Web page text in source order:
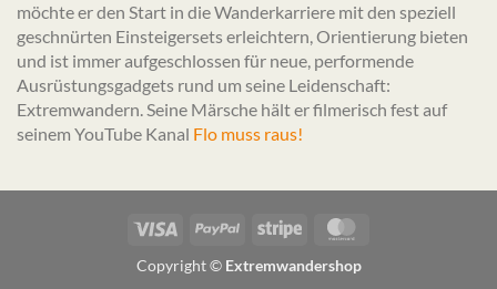
möchte er den Start in die Wanderkarriere mit den speziell
geschnürten Einsteigersets erleichtern, Orientierung bieten
und ist immer aufgeschlossen für neue, performende
Ausrüstungsgadgets rund um seine Leidenschaft:
Extremwandern. Seine Märsche hält er filmerisch fest auf
seinem YouTube Kanal Flo muss raus!
Visa PayPal Stripe
Copyright © Extremwandershop